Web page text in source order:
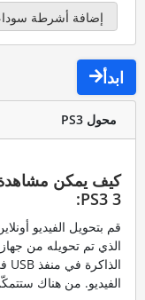
ابدأ
محول PS3
كيف يمكن مشاهدة
3 PS3:
الذي تم تحويله من
الفيديو. من هناك